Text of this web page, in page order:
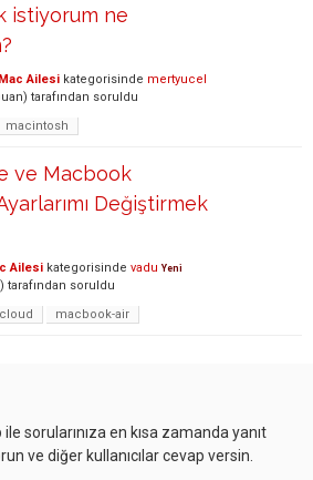
istiyorum ne
Mac Ailesi kategorisinde mertyucel
tarafından soruldu
macintosh
ve Macbook
Değiştirmek
Ailesi kategorisinde vadu Yeni
tarafından soruldu
macbook-air
sorularınıza en kısa zamanda yanıt
ve diğer kullanıcılar cevap versin.